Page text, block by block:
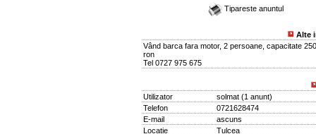
Tipareste anuntul
Alte
Vând barca fara motor, 2 persoane, capacitate
ron
Tel 0727 975 675
Utilizator solmat(1 anunt)
Telefon
0721628474
E-mail
ascuns
Locatie
Tulcea